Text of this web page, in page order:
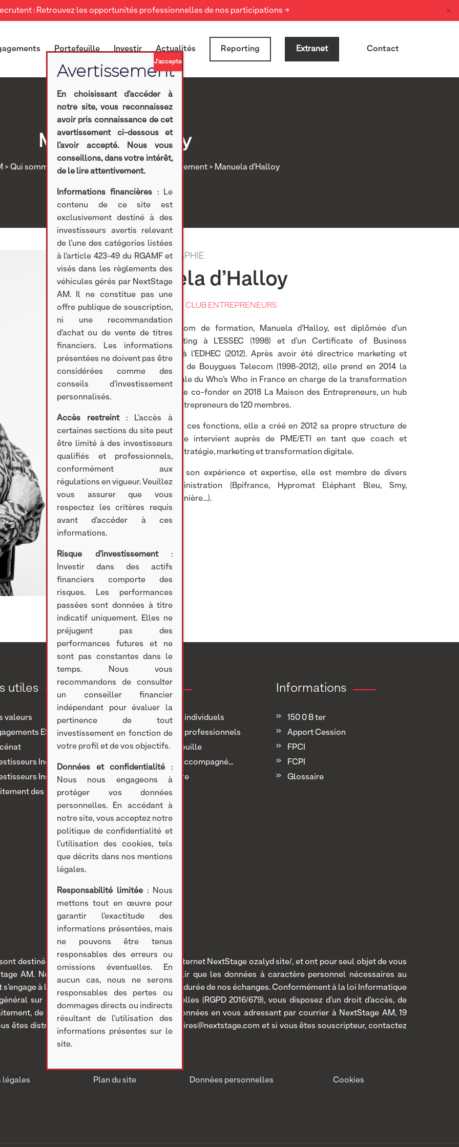
: Retrouvez les opportunités professionnelles de nos participations → ×
Portefeuille Investir Actualités Reporting Extranet Contact
Manuela d’Halloy
> Qui sommes nous ?> Equipe>Equipe développement > Manuela d’Halloy
BIOGRAPHIE
Manuela d’Halloy
PRÉSIDENTE DU CLUB ENTREPRENEURS
Ingénieur Télécom de formation, Manuela d’Halloy, est diplômée d’un
mastère Marketing à L’ESSEC (1998) et d’un Certificate of Business
Administration à l’EDHEC (2012). Après avoir été directrice marketing et
digitale au sein de Bouygues Telecom (1998-2012), elle prend en 2014 la
direction générale du Who’s Who in France en charge de la transformation
digitale, avant de co-fonder en 2018 La Maison des Entrepreneurs, un hub
collaboratif d’entrepreneurs de 120 membres.
Parallèlement à ces fonctions, elle a créé en 2012 sa propre structure de
conseils où elle intervient auprès de PME/ETI en tant que coach et
consultante en stratégie, marketing et transformation digitale.
Reconnue pour son expérience et expertise, elle est membre de divers
conseils d’administration (Bpifrance, Hypromat Eléphant Bleu, Smy,
fondation la Valinière…).
utiles
valeurs
ESG
Individuels
Institutionnels
des réclamations
Investir
Investisseurs individuels
Investisseurs professionnels
Notre portefeuille
Nous avons accompagné...
Nous rejoindre
Informations
150 0 B ter
Apport Cession
FPCI
FCPI
Glossaire
destinées à NextStage AM, éditeur du site internet NextStage ozalyd site/, et ont pour seul objet de vous
AM. NextStage AM s’assure de ne recueillir que les données à caractère personnel nécessaires au
à les conserver uniquement pendant la durée de nos échanges. Conformément à la loi Informatique
sur la protection des données personnelles (RGPD 2016/679), vous disposez d’un droit d’accès, de
de portabilité et d’opposition de vos données en vous adressant par courrier à NextStage AM, 19
êtes distributeur, contactez relations-partenaires@nextstage.com et si vous êtes souscripteur, contactez
légales Plan du site Données personnelles Cookies
En choisissant d’accéder à
notre site, vous reconnaissez
avoir pris connaissance de cet
avertissement ci-dessous et
l’avoir accepté. Nous vous
conseillons, dans votre intérêt,
de le lire attentivement.
Informations financières : Le
contenu de ce site est
exclusivement destiné à des
investisseurs avertis relevant
de l’une des catégories listées
à l’article 423-49 du RGAMF et
visés dans les règlements des
véhicules gérés par NextStage
AM. Il ne constitue pas une
offre publique de souscription,
ni une recommandation
d’achat ou de vente de titres
financiers. Les informations
présentées ne doivent pas être
considérées comme des
conseils d’investissement
personnalisés.
Accès restreint: L’accès à
certaines sections du site peut
être limité à des investisseurs
qualifiés et professionnels,
conformément aux
régulations en vigueur. Veuillez
vous assurer que vous
respectez les critères requis
avant d’accéder à ces
informations.
Risque d’investissement:
Investir dans des actifs
financiers comporte des
risques. Les performances
passées sont données à titre
indicatif uniquement. Elles ne
préjugent pas des
performances futures et ne
sont pas constantes dans le
temps. Nous vous
recommandons de consulter
un conseiller financier
indépendant pour évaluer la
pertinence de tout
investissement en fonction de
votre profil et de vos objectifs.
Données et confidentialité :
Nous nous engageons à
protéger vos données
personnelles. En accédant à
notre site, vous acceptez notre
politique de confidentialité et
l’utilisation des cookies, tels
que décrits dans nos mentions
légales.
Responsabilité limitée: Nous
mettons tout en œuvre pour
garantir l’exactitude des
informations présentées, mais
ne pouvons être tenus
responsables des erreurs ou
omissions éventuelles. En
aucun cas, nous ne serons
responsables des pertes ou
dommages directs ou indirects
résultant de l’utilisation des
informations présentes sur le
site.